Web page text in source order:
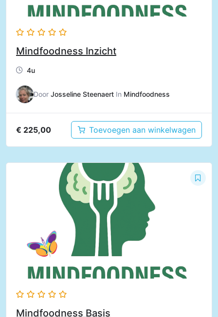
Mindfoodness Inzicht
4u
Door Josseline Steenaert In Mindfoodness
€ 225,00 Toevoegen aan winkelwagen
Mindfoodness Basis